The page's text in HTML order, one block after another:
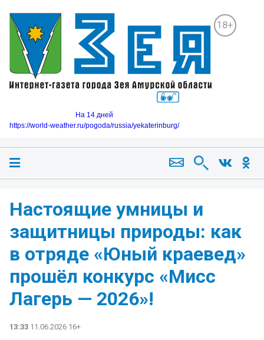
18+
На 14 дней
https://world-weather.ru/pogoda/russia/yekaterinburg/
Настоящие умницы и
защитницы природы: как
в отряде «Юный краевед»
прошёл конкурс «Мисс
Лагерь — 2026»!
13:33 11.06.2026 16+